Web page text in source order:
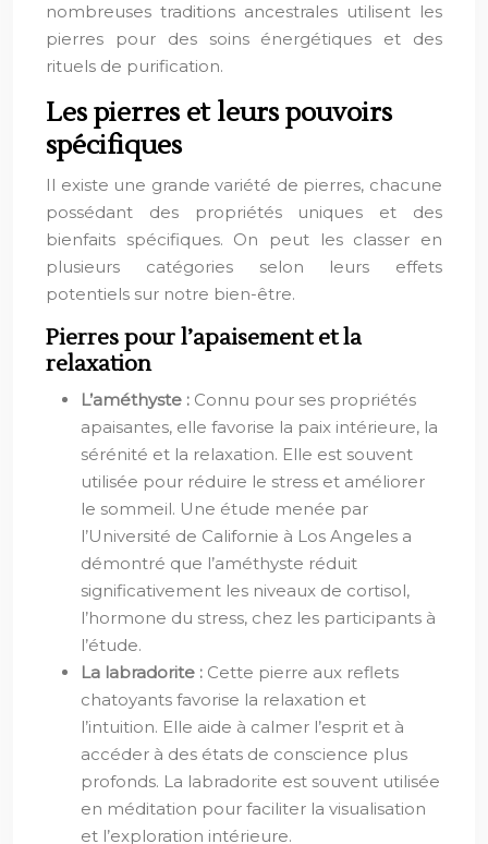
nombreuses traditions ancestrales utilisent les
pierres pour des soins énergétiques et des
rituels de purification.
Les pierres et leurs pouvoirs
spécifiques
Il existe une grande variété de pierres, chacune
possédant des propriétés uniques et des
bienfaits spécifiques. On peut les classer en
plusieurs catégories selon leurs effets
potentiels sur notre bien-être.
Pierres pour l’apaisement et la
relaxation
L’améthyste : Connu pour ses propriétés
apaisantes, elle favorise la paix intérieure, la
sérénité et la relaxation. Elle est souvent
utilisée pour réduire le stress et améliorer
le sommeil. Une étude menée par
l’Université de Californie à Los Angeles a
démontré que l’améthyste réduit
significativement les niveaux de cortisol,
l’hormone du stress, chez les participants à
l’étude.
La labradorite : Cette pierre aux reflets
chatoyants favorise la relaxation et
l’intuition. Elle aide à calmer l’esprit et à
accéder à des états de conscience plus
profonds. La labradorite est souvent utilisée
en méditation pour faciliter la visualisation
et l’exploration intérieure.